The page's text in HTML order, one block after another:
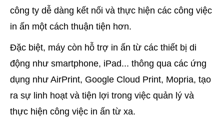
công ty dễ dàng kết nối và thực hiện các công việc
in ấn một cách thuận tiện hơn.
Đặc biệt, máy còn hỗ trợ in ấn từ các thiết bị di
động như smartphone, iPad... thông qua các ứng
dụng như AirPrint, Google Cloud Print, Mopria, tạo
ra sự linh hoạt và tiện lợi trong việc quản lý và
thực hiện công việc in ấn từ xa.